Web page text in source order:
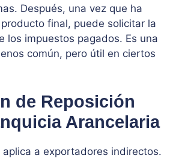
Después, una vez que ha
final, puede solicitar la
los impuestos pagados. Es una
común, pero útil en ciertos
de Reposición
Arancelaria
aplica a exportadores indirectos.